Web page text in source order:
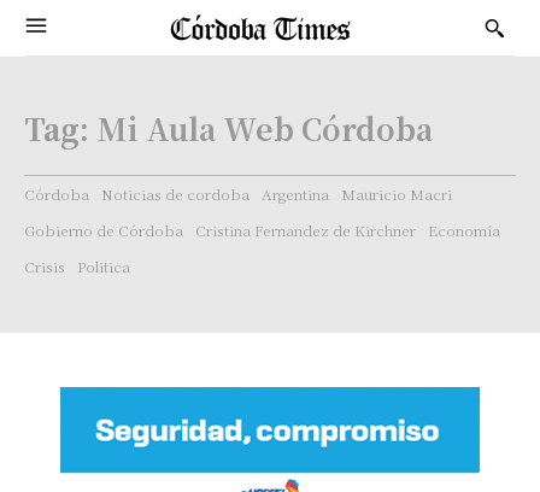
Tag: Mi Aula Web Córdoba
Córdoba Noticias de cordoba Argentina
Mauricio Macri
Gobierno de Córdoba
Cristina Fernandez de Kirchner
Economía
Crisis
Politica